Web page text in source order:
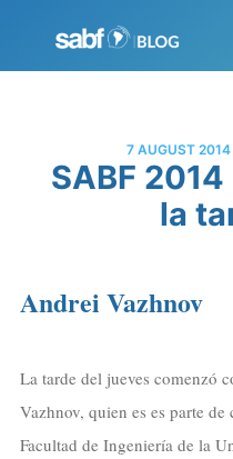
7 AUGUST 2014
SABF
la
Andrei Vazhnov
La tarde del jueves comenzó
Vazhnov, quien es es parte
Facultad de Ingeniería de la